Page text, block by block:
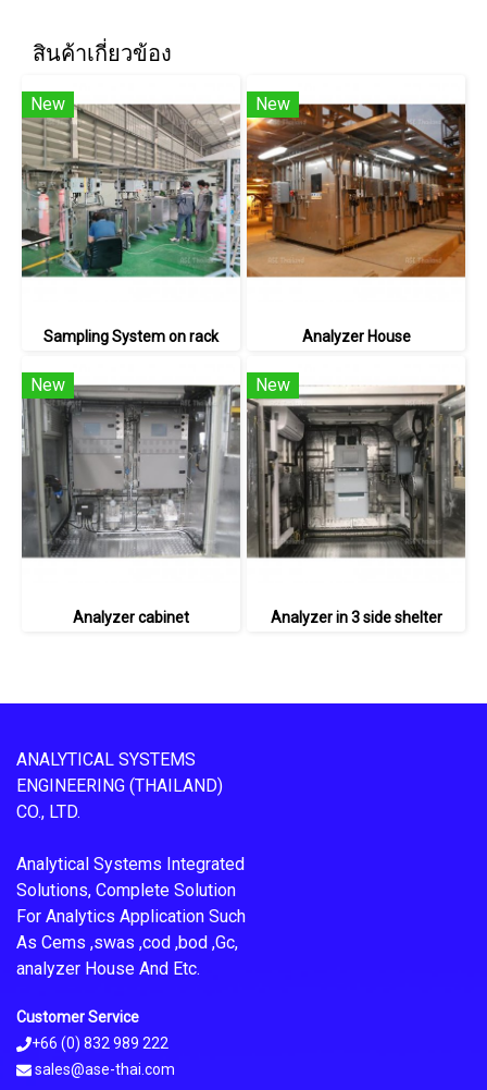
สินค้าเกี่ยวข้อง
New
Sampling System on rack
New
Analyzer House
New
Analyzer cabinet
New
Analyzer in 3 side shelter
ANALYTICAL SYSTEMS
ENGINEERING (THAILAND)
CO., LTD.
Analytical Systems Integrated
Solutions, Complete Solution
For Analytics Application Such
As Cems ,swas ,cod ,bod ,Gc,
analyzer House And Etc.
Customer Service
+66 (0) 832 989 222
sales@ase-thai.com